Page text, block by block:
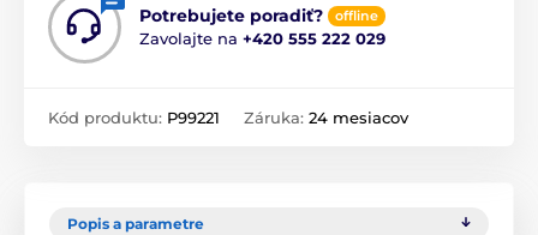
Potrebujete poradiť? offline
Zavolajte na +420 555 222 029
Kód produktu: P99221 Záruka: 24 mesiacov
Popis a parametre